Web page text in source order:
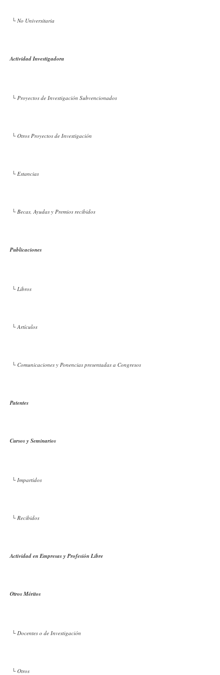
└ No Universitaria
Actividad Investigadora
└ Proyectos de Investigación Subvencionados
└ Otros Proyectos de Investigación
└ Estancias
└ Becas, Ayudas y Premios recibidos
Publicaciones
└ Libros
└ Artículos
└ Comunicaciones y Ponencias presentadas a Congresos
Patentes
Cursos y Seminarios
└ Impartidos
└ Recibidos
Actividad en Empresas y Profesión Libre
Otros Méritos
└ Docentes o de Investigación
└ Otros